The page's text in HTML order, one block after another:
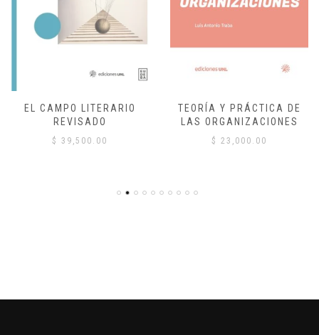
EL CAMPO LITERARIO
REVISADO
$ 39,500.00
TEORÍA Y PRÁCTICA DE
LAS ORGANIZACIONES
$ 23,000.00